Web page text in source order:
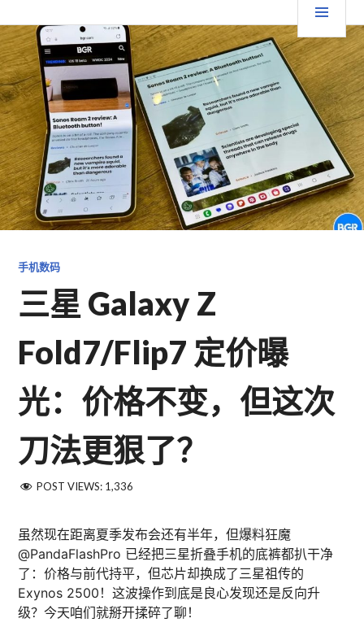
至
内
容
TGFC LIFESTYLE
菜
单
手机数码
三星 Galaxy Z
Fold7/Flip7 定价曝
光：价格不变，但这次
刀法更狠了？
POST VIEWS: 1,336
虽然现在距离夏季发布会还有半年，但爆料狂魔
@PandaFlashPro 已经把三星折叠手机的底裤都扒干净
了：价格与前代持平，但芯片却换成了三星祖传的
Exynos 2500！这波操作到底是良心发现还是反向升
级？今天咱们就掰开揉碎了聊！